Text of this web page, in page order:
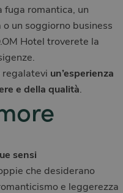
fuga romantica, un
un soggiorno business
Hotel troverete la
un’esperienza
e della qualità
sensi
che desiderano
e leggerezza